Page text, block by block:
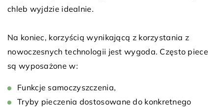
chleb wyjdzie idealnie.
Na koniec, korzyścią wynikającą z korzystania z
nowoczesnych technologii jest wygoda. Często piece
są wyposażone w:
Funkcje samoczyszczenia,
Tryby pieczenia dostosowane do konkretnego